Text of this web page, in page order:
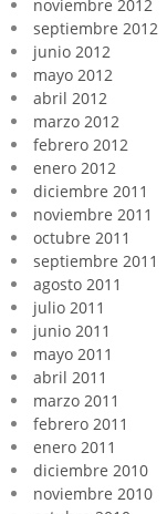
noviembre 2012
septiembre 2012
junio 2012
mayo 2012
abril 2012
marzo 2012
febrero 2012
enero 2012
diciembre 2011
noviembre 2011
octubre 2011
septiembre 2011
agosto 2011
julio 2011
junio 2011
mayo 2011
abril 2011
marzo 2011
febrero 2011
enero 2011
diciembre 2010
noviembre 2010